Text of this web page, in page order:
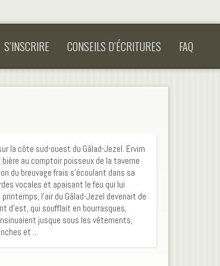
S’INSCRIRE CONSEILS D’ÉCRITURES FAQ
la côte sud-ouest du Gâlad-Jezel. Ervim
au comptoir poisseux de la taverne
du breuvage frais s’écoulant dans sa
vocales et apaisant le feu qui lui
l’air du Gâlad-Jezel devenait de
d’est, qui soufflait en bourrasques,
jusque sous les vêtements,
et ...